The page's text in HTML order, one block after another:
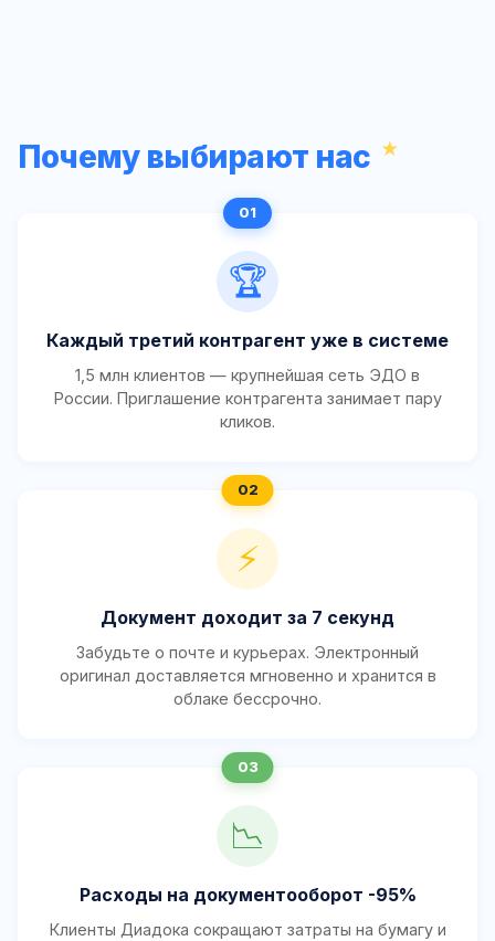
Почему выбирают нас
🏆
Каждый третий контрагент уже в системе
1,5 млн клиентов — крупнейшая сеть ЭДО в
России. Приглашение контрагента занимает пару
кликов.
⚡
Документ доходит за 7 секунд
Забудьте о почте и курьерах. Электронный
оригинал доставляется мгновенно и хранится в
облаке бессрочно.
📉
Расходы на документооборот -95%
Клиенты Диадока сокращают затраты на бумагу и